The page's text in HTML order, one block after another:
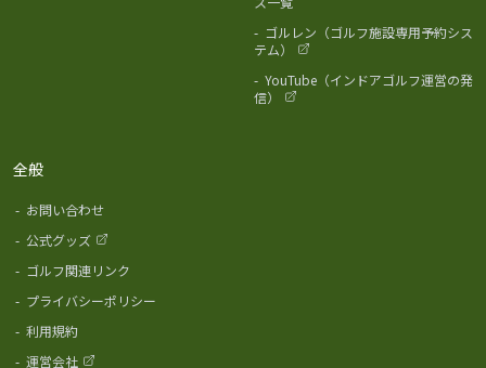
- ゴルレン（ゴルフ施設専用予約シス
テム）
- YouTube（インドアゴルフ運営の発
信）
全般
- お問い合わせ
- 公式グッズ
- ゴルフ関連リンク
- プライバシーポリシー
- 利用規約
- 運営会社